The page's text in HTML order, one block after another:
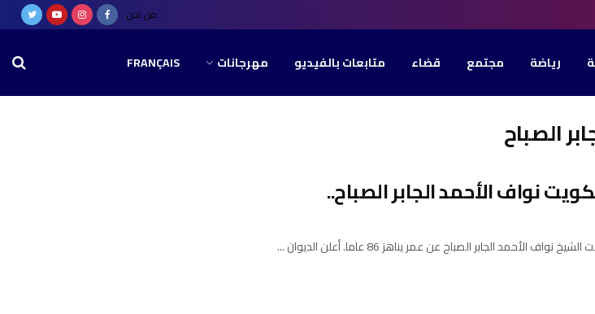
من نحن
رياضة مجتمع قضاء متابعات بالفيديو مهرجانات FRANÇAIS
الصباح
نواف الأحمد الجابر الصباح..
الجابر الصباح عن عمر يناهز 86 عاما. أعلن الديوان ...